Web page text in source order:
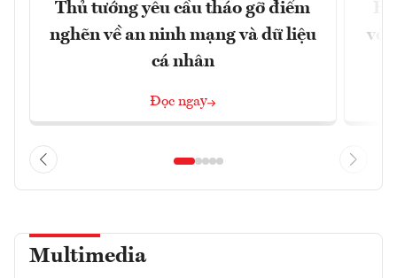
Thủ tướng yêu cầu tháo gỡ điểm
nghẽn về an ninh mạng và dữ liệu
cá nhân
Đọc ngay
với
Multimedia